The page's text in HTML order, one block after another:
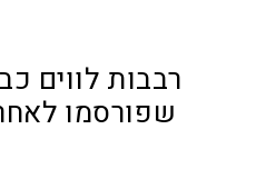
רבבות לווים
שפורסמו